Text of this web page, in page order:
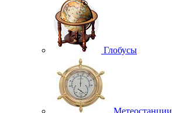
Глобусы
Метеостанции